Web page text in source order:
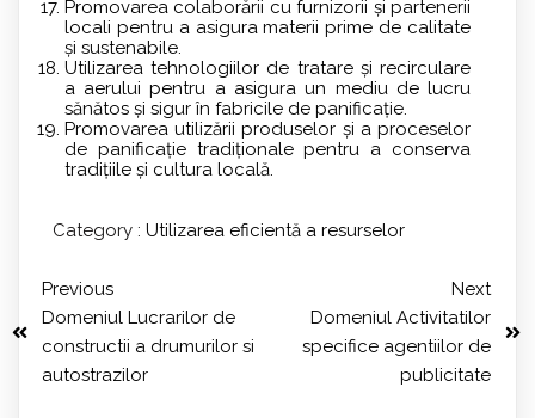
Promovarea colaborării cu furnizorii și partenerii
locali pentru a asigura materii prime de calitate
și sustenabile.
Utilizarea tehnologiilor de tratare și recirculare
a aerului pentru a asigura un mediu de lucru
sănătos și sigur în fabricile de panificație.
Promovarea utilizării produselor și a proceselor
de panificație tradiționale pentru a conserva
tradițiile și cultura locală.
Category : Utilizarea eficientă a resurselor
Previous
Domeniul Lucrarilor de
constructii a drumurilor si
autostrazilor
Next
Domeniul Activitatilor
specifice agentiilor de
publicitate